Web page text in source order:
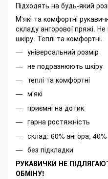
Підходять на будь-який
М'які та комфортні
складу ангорової пряжі.
шкіру. Теплі та комфортні.
універсальний розмір
не подразнюють шкіру
теплі та комфортні
м'які
приємні на дотик
гарна ростяжність
склад: 60% ангора,
без підкладки
РУКАВИЧКИ НЕ
ОБМІНУ!